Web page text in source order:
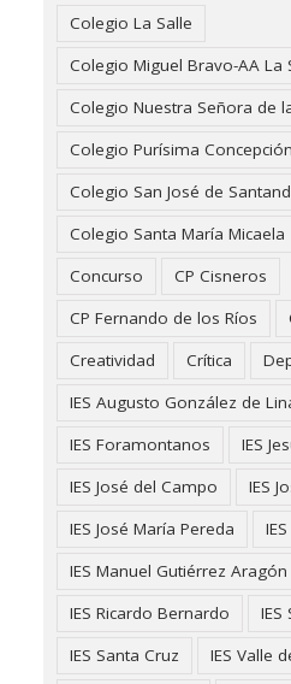
Colegio La Salle
Colegio Miguel Bravo-AA La
Colegio Nuestra Señora de
Colegio Purísima Concepción
Colegio San José de
Colegio Santa María Micaela
Concurso
CP Cisneros
CP Fernando de los Ríos
Creatividad
Crítica
IES Augusto González de
IES Foramontanos
IES
IES José del Campo
IES
IES José María Pereda
IES Manuel Gutiérrez Aragón
IES Ricardo Bernardo
IES
IES Santa Cruz
IES Valle